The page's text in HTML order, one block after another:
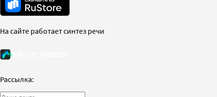
На сайте работает синтез речи
Рассылка: